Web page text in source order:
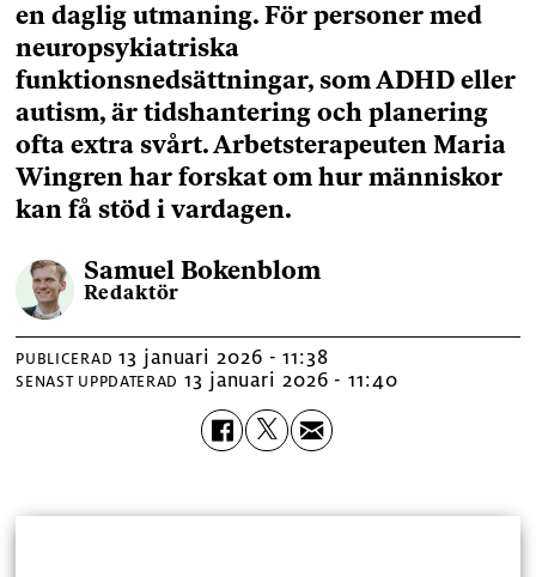
en daglig utmaning. För personer med
neuropsykiatriska
funktionsnedsättningar, som ADHD eller
autism, är tidshantering och planering
ofta extra svårt. Arbetsterapeuten Maria
Wingren har forskat om hur människor
kan få stöd i vardagen.
Samuel Bokenblom
Redaktör
PUBLICERAD 13 januari 2026 - 11:38
SENAST UPPDATERAD 13 januari 2026 - 11:40